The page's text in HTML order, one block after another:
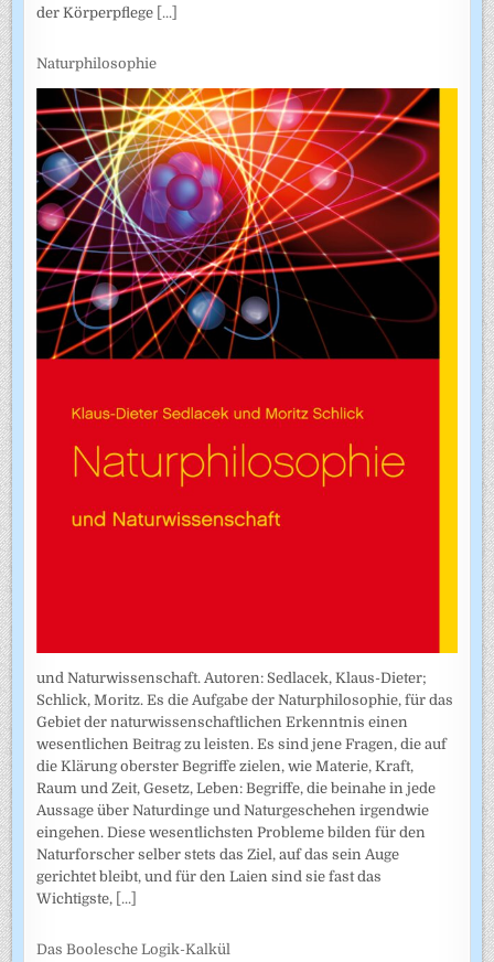
der Körperpflege [...]
Naturphilosophie
und Naturwissenschaft. Autoren: Sedlacek, Klaus-Dieter;
Schlick, Moritz. Es die Aufgabe der Naturphilosophie, für das
Gebiet der naturwissenschaftlichen Erkenntnis einen
wesentlichen Beitrag zu leisten. Es sind jene Fragen, die auf
die Klärung oberster Begriffe zielen, wie Materie, Kraft,
Raum und Zeit, Gesetz, Leben: Begriffe, die beinahe in jede
Aussage über Naturdinge und Naturgeschehen irgendwie
eingehen. Diese wesentlichsten Probleme bilden für den
Naturforscher selber stets das Ziel, auf das sein Auge
gerichtet bleibt, und für den Laien sind sie fast das
Wichtigste, [...]
Das Boolesche Logik-Kalkül